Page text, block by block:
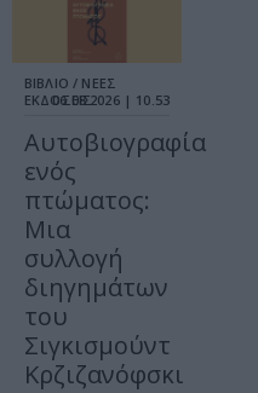
ΒΙΒΛΙΟ / ΝΕΕΣ
ΕΚΔΟΣΕΙΣ
06.08.2026 | 10.53
Αυτοβιογραφία
ενός
πτώματος:
Μια
συλλογή
διηγημάτων
του
Σιγκισμούντ
Κρζιζανόφσκι